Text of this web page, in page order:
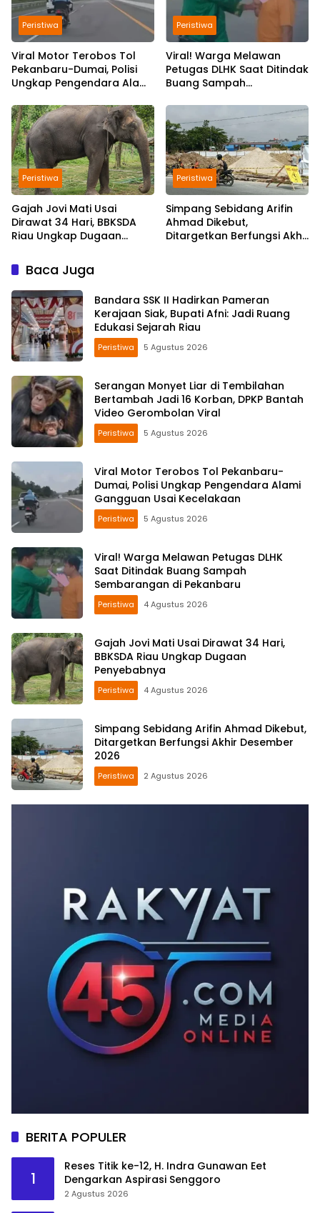
Peristiwa
Viral Motor Terobos Tol
Pekanbaru-Dumai, Polisi
Ungkap Pengendara Alami
Kecelakaan
Peristiwa
Viral! Warga Melawan
Petugas DLHK Saat Ditindak
Buang Sampah
Pekanbaru
Peristiwa
Gajah Jovi Mati Usai
Dirawat 34 Hari, BBKSDA
Riau Ungkap Dugaan
Peristiwa
Simpang Sebidang Arifin
Ahmad Dikebut,
Ditargetkan Berfungsi Akhir
Baca Juga
Bandara SSK II Hadirkan Pameran
Kerajaan Siak, Bupati Afni: Jadi Ruang
Edukasi Sejarah Riau
Peristiwa 5 Agustus 2026
Serangan Monyet Liar di Tembilahan
Bertambah Jadi 16 Korban, DPKP Bantah
Video Gerombolan Viral
Peristiwa 5 Agustus 2026
Viral Motor Terobos Tol Pekanbaru-
Dumai, Polisi Ungkap Pengendara Alami
Gangguan Usai Kecelakaan
Peristiwa 5 Agustus 2026
Viral! Warga Melawan Petugas DLHK
Saat Ditindak Buang Sampah
Sembarangan di Pekanbaru
Peristiwa 4 Agustus 2026
Gajah Jovi Mati Usai Dirawat 34 Hari,
BBKSDA Riau Ungkap Dugaan
Penyebabnya
Peristiwa 4 Agustus 2026
Simpang Sebidang Arifin Ahmad Dikebut,
Ditargetkan Berfungsi Akhir Desember
2026
Peristiwa 2 Agustus 2026
BERITA POPULER
1
Reses Titik ke-12, H. Indra Gunawan Eet
Dengarkan Aspirasi Senggoro
2 Agustus 2026